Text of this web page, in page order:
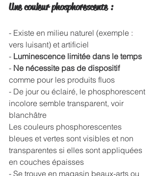
Une couleur phosphorescente :
- Existe en milieu naturel (exemple :
vers luisant) et artificiel
- Luminescence limitée dans le temps
- Ne nécessite pas de dispositif
comme pour les produits fluos
- De jour ou éclairé, le phosphorescent
incolore semble transparent, voir
blanchâtre
Les couleurs phosphorescentes
bleues et vertes sont visibles et non
transparentes si elles sont appliquées
en couches épaisses
- Se trouve en magasin beaux-arts ou